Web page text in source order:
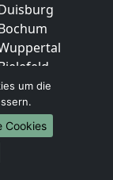
um die
Cookies